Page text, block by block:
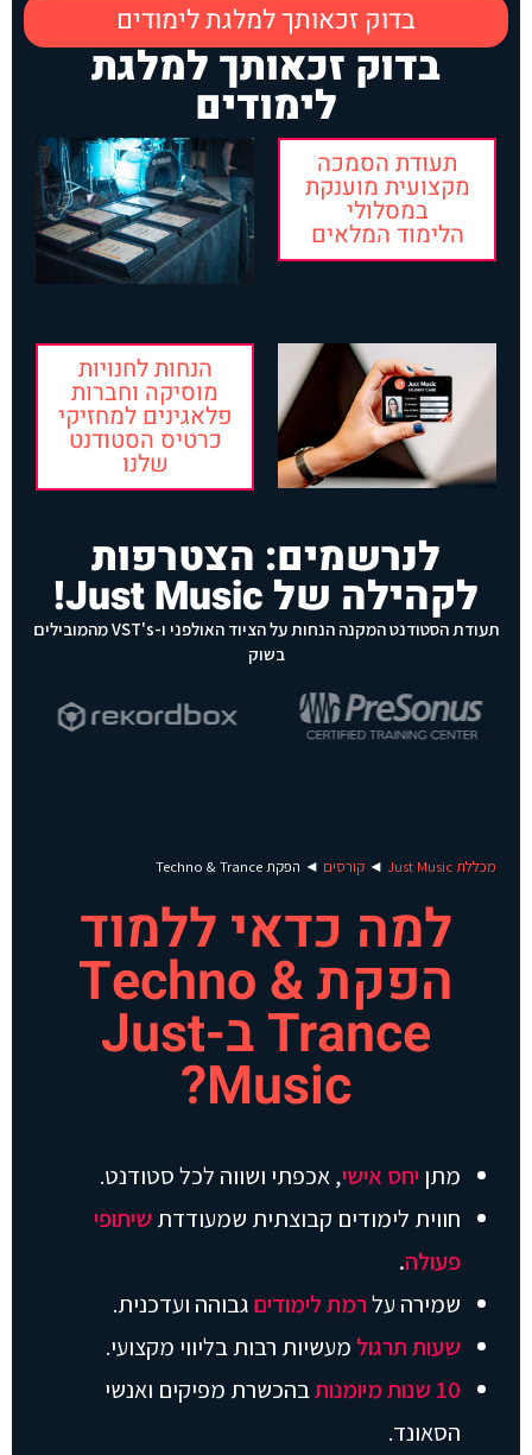
בדוק זכאותך למלגת לימודים
בדוק זכאותך למלגת
לימודים
תעודת הסמכה
מקצועית מוענקת
במסלולי
הלימוד המלאים
הנחות לחנויות
מוסיקה וחברות
פלאגינים למחזיקי
כרטיס הסטודנט
שלנו
לנרשמים: הצטרפות
לקהילה של Just Music!
תעודת הסטודנט המקנה הנחות על הציוד האולפני ו-VST's מהמובילים
בשוק
מכללת Just Music ◄ קורסים ◄ הפקת Techno & Trance
למה כדאי ללמוד
הפקת Techno &
Trance ב-Just
Music?
מתןיחס אישי, אכפתי ושווה לכל סטודנט.
חווית לימודים קבוצתית שמעודדת שיתופי
פעולה.
שמירה עלרמתלימודיםגבוהה ועדכנית.
שעות תרגול מעשיות רבות בליווי מקצועי.
10 שנות מיומנות
בהכשרת מפיקים ואנשי
הסאונד.